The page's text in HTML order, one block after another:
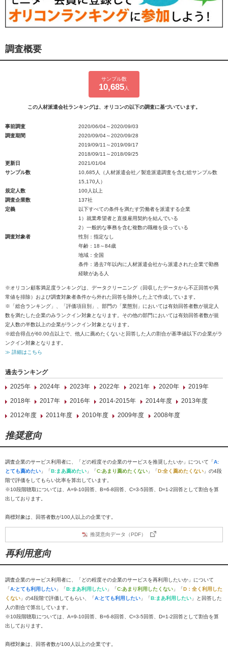
調査概要
サンプル数
10,685 人
この人材派遣会社ランキングは、オリコンの以下の調査に基づいています。
事前調査
2020/06/04～2020/09/03
調査期間
2020/09/04～2020/09/28
2019/09/11～2019/09/17
2018/09/11～2018/09/25
更新日
2021/01/04
サンプル数
10,685人（人材派遣会社／製造派遣調査を含む総サンプル数
15,170人）
規定人数
100人以上
調査企業数
137社
定義
以下すべての条件を満たす労働者を派遣する企業
1）就業希望者と直接雇用契約を結んでいる
2）一般的な事務を含む複数の職種を扱っている
調査対象者
性別：指定なし
年齢：18～84歳
地域：全国
条件：過去7年以内に人材派遣会社から派遣された企業で勤務
経験がある人
※オリコン顧客満足度ランキングは、データクリーニング（回収したデータから不正回答や異
常値を排除）および調査対象者条件から外れた回答を除外した上で作成しています。
※「総合ランキング」、「評価項目別」、部門の「業態別」においては有効回答者数が規定人
数を満たした企業のみランクイン対象となります。その他の部門においては有効回答者数が規
定人数の半数以上の企業がランクイン対象となります。
※総合得点が60.00点以上で、他人に薦めたくないと回答した人の割合が基準値以下の企業がラ
ンクイン対象となります。
≫ 詳細はこちら
過去ランキング
2025年
2024年 2023年 2022年 2021年 2020年
2019年
2018年
2017年 2016年 2014-2015年 2014年度
2013年度
2012年度
2011年度 2010年度 2009年度 2008年度
推奨意向
調査企業のサービス利用者に、「どの程度その企業のサービスを推奨したいか」について「A:
とても薦めたい 」「B:まあ薦めたい 」「C:あまり薦めたくない 」「D:全く薦めたくない 」の4段
階で評価をしてもらい比率を算出しています。
※10段階聴取については、A=9-10回答、B=6-8回答、C=3-5回答、D=1-2回答として割合を算
出しております。
商標対象は、回答者数が100人以上の企業です。
推奨意向データ（PDF）
再利用意向
調査企業のサービス利用者に、「どの程度その企業のサービスを再利用したいか」について
「A:とても利用したい 」「B:まあ利用したい 」「C:あまり利用したくない 」「D：全く利用した
くない 」の4段階で評価してもらい、「A:とても利用したい 」「B:まあ利用したい 」と回答した
人の割合で算出しています。
※10段階聴取については、A=9-10回答、B=6-8回答、C=3-5回答、D=1-2回答として割合を算
出しております。
商標対象は、回答者数が100人以上の企業です。